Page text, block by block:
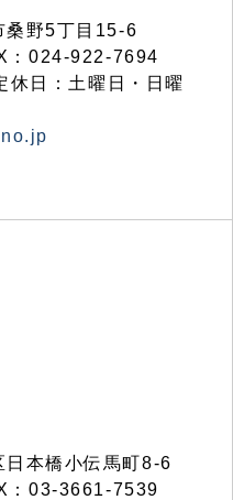
野5丁目15-6
：024-922-7694
日：土曜日・日曜
本橋小伝馬町8-6
：03-3661-7539